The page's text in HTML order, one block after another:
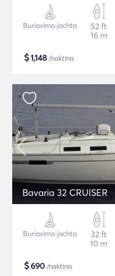
Buriavimo jachta
52 ft
16 m
$1,148 /naktinis
Bavaria 32 CRUISER
Buriavimo jachta
32 ft
10 m
$690 /naktinis